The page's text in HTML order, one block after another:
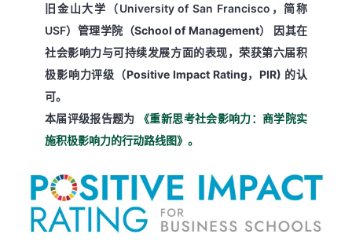
旧金山大学（University of San Francisco，简称
USF） 管理学院（School of Management）
因其在
社会影响力与可持续发展方面的表现，荣获第六届积
极影响力评级（Positive Impact Rating，PIR) 的认
可。
本届评级报告题为 《重新思考社会影响力：商学院实
施积极影响力的行动路线图》。